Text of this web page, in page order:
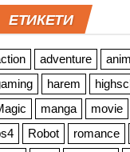
ЕТИКЕТИ
adventure
harem
manga movie
Robot romance